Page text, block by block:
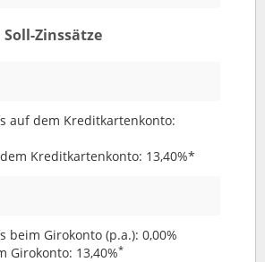
Zinssätze
auf dem Kreditkartenkonto:
Kreditkartenkonto: 13,40%*
beim Girokonto (p.a.): 0,00%
Girokonto: 13,40%*